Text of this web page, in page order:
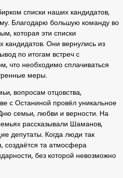
списки наших кандидатов,
Благодарю большую команду во
которая эти списки
кандидатов. Они вернулись из
по итогам встреч с
что необходимо сплачиваться
меры.
вопросам отцовства,
с Останиной провёл уникальное
семьи, любви и верности. На
рассказывали Шаманов,
депутаты. Когда люди так
создаётся та атмосфера
без которой невозможно